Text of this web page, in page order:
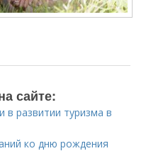
сайте:
в развитии туризма в
ко дню рождения